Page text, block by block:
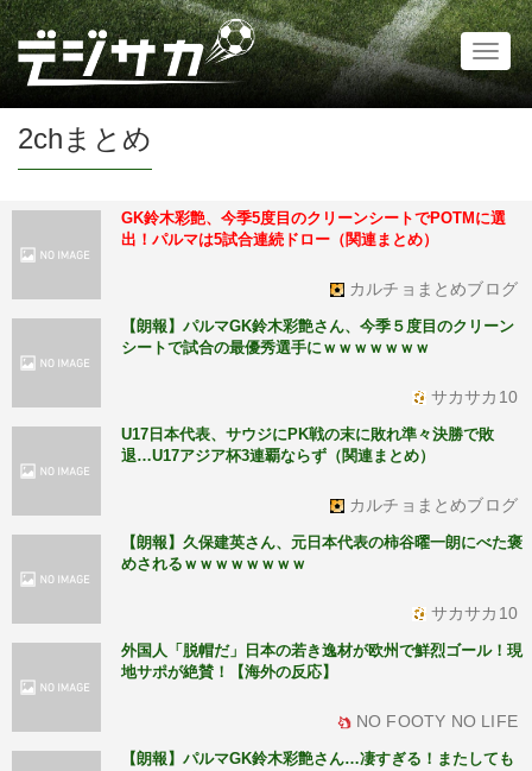
2chまとめ
GK鈴木彩艶、今季5度目のクリーンシートでPOTMに選
出！パルマは5試合連続ドロー（関連まとめ）
カルチョまとめブログ
【朗報】パルマGK鈴木彩艶さん、今季５度目のクリーン
シートで試合の最優秀選手にｗｗｗｗｗｗｗ
サカサカ10
U17日本代表、サウジにPK戦の末に敗れ準々決勝で敗
退…U17アジア杯3連覇ならず（関連まとめ）
カルチョまとめブログ
【朗報】久保建英さん、元日本代表の柿谷曜一朗にべた褒
めされるｗｗｗｗｗｗｗｗ
サカサカ10
外国人「脱帽だ」日本の若き逸材が欧州で鮮烈ゴール！現
地サポが絶賛！【海外の反応】
NO FOOTY NO LIFE
【朗報】パルマGK鈴木彩艶さん…凄すぎる！またしても